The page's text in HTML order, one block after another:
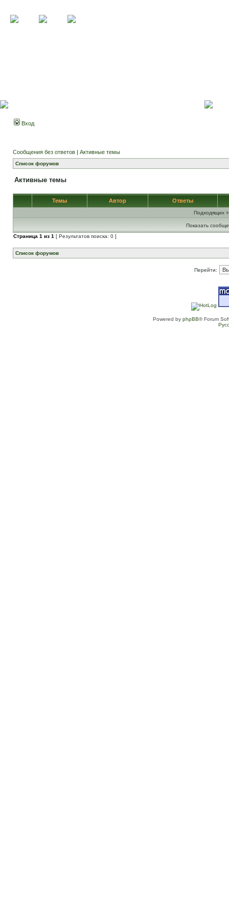
Вход
Сообщения без ответов | Активные темы
Список форумов
Активные темы
Темы Автор Ответы
Подходящих
Показать
Страница 1 из 1 [ Результатов поиска: 0 ]
Список форумов
Перейти:
Powered by phpBB® Forum